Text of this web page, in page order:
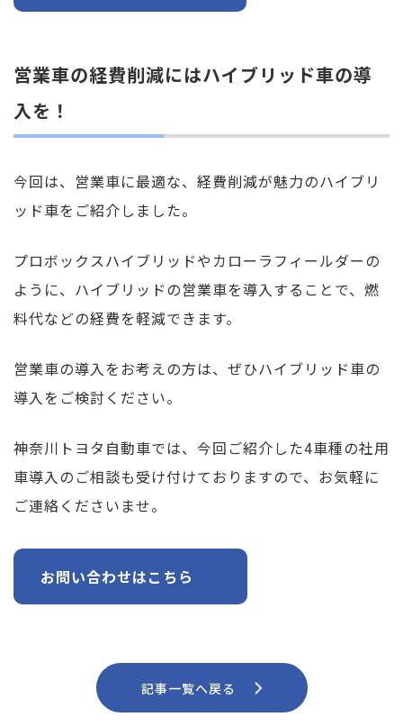
営業車の経費削減にはハイブリッド車の導
入を！
今回は、営業車に最適な、経費削減が魅力のハイブリ
ッド車をご紹介しました。
プロボックスハイブリッドやカローラフィールダーの
ように、ハイブリッドの営業車を導入することで、燃
料代などの経費を軽減できます。
営業車の導入をお考えの方は、ぜひハイブリッド車の
導入をご検討ください。
神奈川トヨタ自動車では、今回ご紹介した4車種の社用
車導入のご相談も受け付けておりますので、お気軽に
ご連絡くださいませ。
お問い合わせはこちら
記事一覧へ戻る